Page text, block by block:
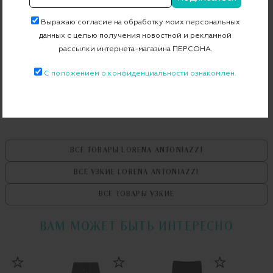
Артикул
ВСЕ ТОВАРЫ LORENA ANTONIAZZI
ВСЕ УЗКИЕ LORENA ANTONIAZZI
ВСЕ ТОВАРЫ УЗКИЕ
ВАМ МОЖЕТ БЫТЬ ИНТЕРЕСНО
Выражаю согласие на обработку моих персональных
данных с целью получения новостной и рекламной
рассылки интернета-магазина ПЕРСОНА.
С положением о конфиденциальности ознакомлен.